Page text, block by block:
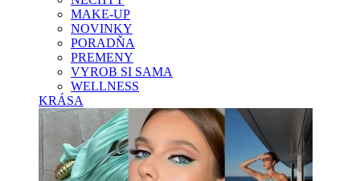
MAKE-UP
NOVINKY
PORADŇA
PREMENY
VYROB SI SAMA
WELLNESS
KRÁSA